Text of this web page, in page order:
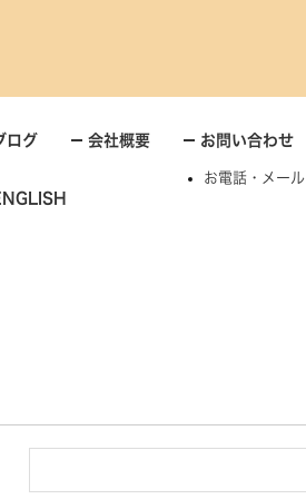
ログ 会社概要 お問い合わせ
お電話・メール